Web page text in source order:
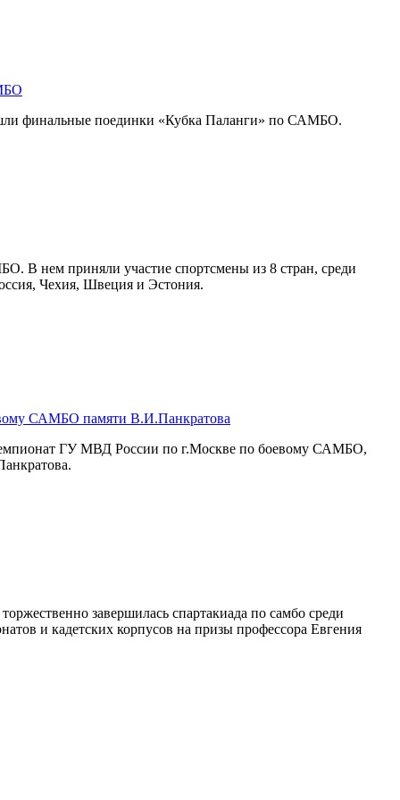
финальные поединки «Кубка Паланги» по САМБО.
В нем приняли участие спортсмены из 8 стран, среди
Чехия, Швеция и Эстония.
САМБО памяти В.И.Панкратова
ГУ МВД России по г.Москве по боевому САМБО,
завершилась спартакиада по самбо среди
и кадетских корпусов на призы профессора Евгения